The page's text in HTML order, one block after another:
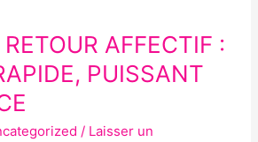
AFFECTIF :
PUISSANT
/ Laisser un